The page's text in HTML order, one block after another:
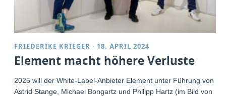
FRIEDERIKE KRIEGER · 18. APRIL 2024
Element macht höhere Verluste
2025 will der White-Label-Anbieter Element unter Führung von
Astrid Stange, Michael Bongartz und Philipp Hartz (im Bild von